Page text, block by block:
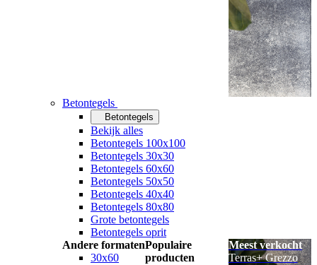
Betontegels
Betontegels
Bekijk alles
Betontegels 100x100
Betontegels 30x30
Betontegels 60x60
Betontegels 50x50
Betontegels 40x40
Betontegels 80x80
Grote betontegels
Betontegels oprit
Andere formaten
30x60
Populaire
producten
Meest verkocht
Terras+ Grezzo